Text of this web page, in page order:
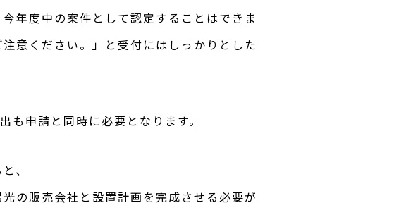
年度中の案件として認定することはできま
意ください。」と受付にはしっかりとした
申請と同時に必要となります。
、
光の販売会社と設置計画を完成させる必要が